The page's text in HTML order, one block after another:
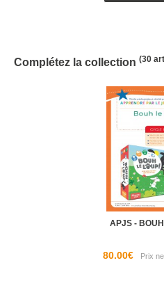
Complétez la collection (30
APJS -
80.00€